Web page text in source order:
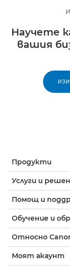
Научете
вашия
Продукти
Услуги и
Помощ и
Обучение и
Относно
Моят акаунт